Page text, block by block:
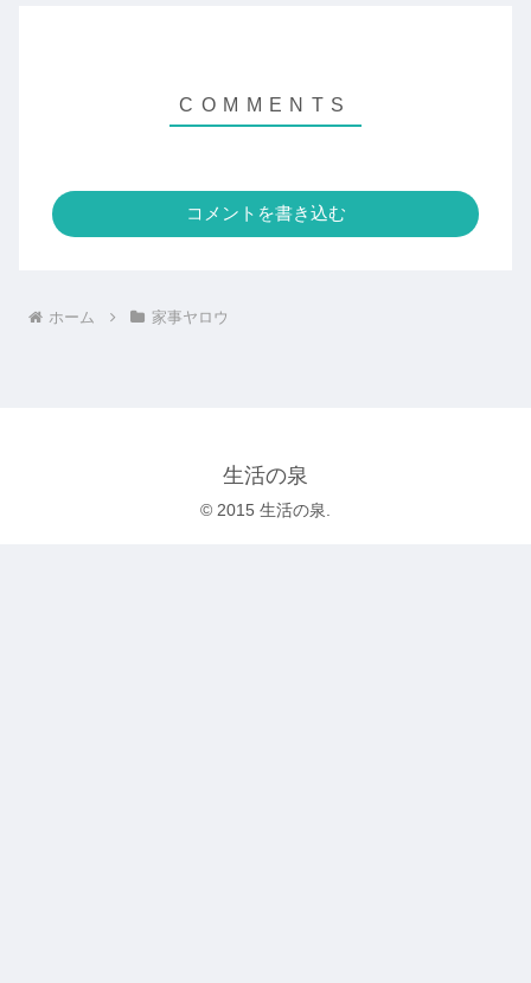
コメントを書き込む
ホーム 家事ヤロウ
生活の泉
© 2015 生活の泉.